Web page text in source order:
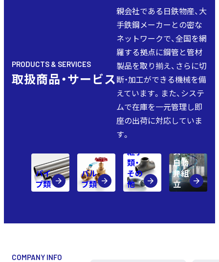
PRODUCTS & SERVICES
取扱商品・サービス
親会社である日鉄物産、大
手鉄鋼メーカーとの密な
ネットワークで、全国を網
羅する拠点に鋼管と管材
製品を取り揃え、さらに切
断・加工ができる機械を備
えています。また、システ
ムで在庫を一元管理し即
座の出荷に対応していま
す。
パイ
プ類
バル
ブ類
継手
類・
その
他
加工
ス・
自動
弁組
立
COMPANY INFO